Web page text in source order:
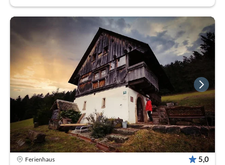
Ferienhaus 5,0